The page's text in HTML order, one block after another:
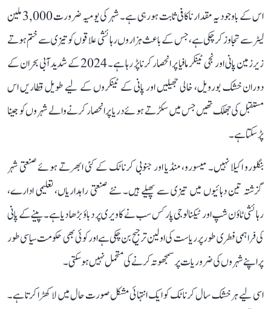
اس کے باوجود یہ مقدار ناکافی ثابت ہو رہی ہے۔ شہر کی یومیہ ضرورت 3,000 ملین
لیٹر سے تجاوز کر چکی ہے، جس کے باعث ہزاروں رہائشی علاقوں کو تیزی سے ختم ہوتے
زیرزمین پانی اور نجی ٹینکر مافیا پر انحصار کرنا پڑ رہا ہے۔ 2024 کے شدید آبی بحران کے
دوران خشک بورویل، خالی جھیلیں اور پانی کے ٹینکروں کے لیے طویل قطاریں اس
مستقبل کی جھلک تھیں جس میں سکڑتے ہوئے دریا پر انحصار کرنے والے شہروں کو جینا
پڑ سکتا ہے۔
بنگلورو اکیلا نہیں۔ میسورو، منڈیا اور جنوبی کرناٹک کے کئی ابھرتے ہوئے صنعتی شہر
گزشتہ تین دہائیوں میں تیزی سے پھیلے ہیں۔ نئے صنعتی راہداریاں، تعلیمی ادارے،
رہائشی ٹاؤن شپ اور ٹیکنالوجی پارکس سب نے کاویری پر دباؤ بڑھا دیا ہے۔ پینے کے پانی
کی فراہمی فطری طور پر ریاست کی اولین ترجیح بن چکی ہے اور کوئی بھی حکومت سیاسی طور
پر اپنے شہروں کی ضروریات پر سمجھوتہ کرنے کی متحمل نہیں ہو سکتی۔
اسی لیے ہر خشک سال کرناٹک کو ایک انتہائی مشکل صورت حال میں لا کھڑا کرتا ہے۔